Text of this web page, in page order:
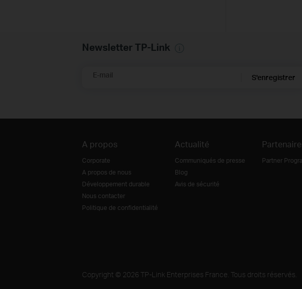
Newsletter TP-Link
E-mail S'enregistrer
A propos
Corporate
A propos de nous
Développement durable
Nous contacter
Politique de confidentialité
Actualité
Communiqués de presse
Blog
Avis de sécurité
Partner
Copyright © 2026 TP-Link Enterprises France. Tous droits réservés.